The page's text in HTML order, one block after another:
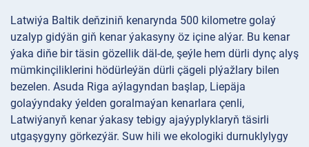
Latwiýa Baltik deňziniň kenarynda 500 kilometre golaý
uzalyp gidýän giň kenar ýakasyny öz içine alýar. Bu kenar
ýaka diňe bir täsin gözellik däl-de, şeýle hem dürli dynç alyş
mümkinçiliklerini hödürleýän dürli çägeli plýažlary bilen
bezelen. Asuda Riga aýlagyndan başlap, Liepäja
golaýyndaky ýelden goralmaýan kenarlara çenli,
Latwiýanyň kenar ýakasy tebigy ajaýyplyklaryň täsirli
utgaşygyny görkezýär. Suw hili we ekologiki durnuklylygy